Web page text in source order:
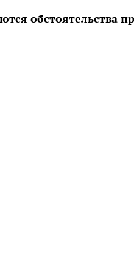
обстоятельства